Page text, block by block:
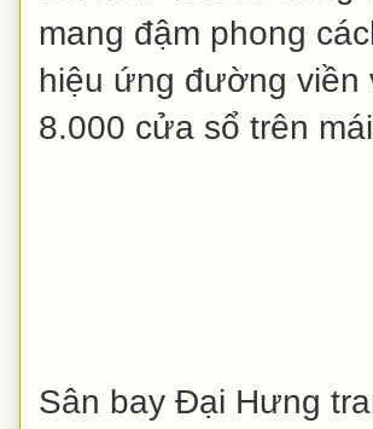
mang đậm phong
hiệu ứng đường viền
8.000 cửa sổ trên
Sân bay Đại Hưng